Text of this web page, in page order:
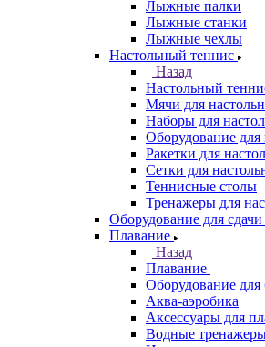
Лыжные палки
Лыжные станки
Лыжные чехлы
Настольный теннис
Назад
Настольный
Мячи для
Наборы для
Оборудование для
Ракетки для
Сетки для
Теннисные столы
Тренажеры для
Оборудование для
Плавание
Назад
Плавание
Оборудование для
Аква-аэробика
Аксессуары для
Водные